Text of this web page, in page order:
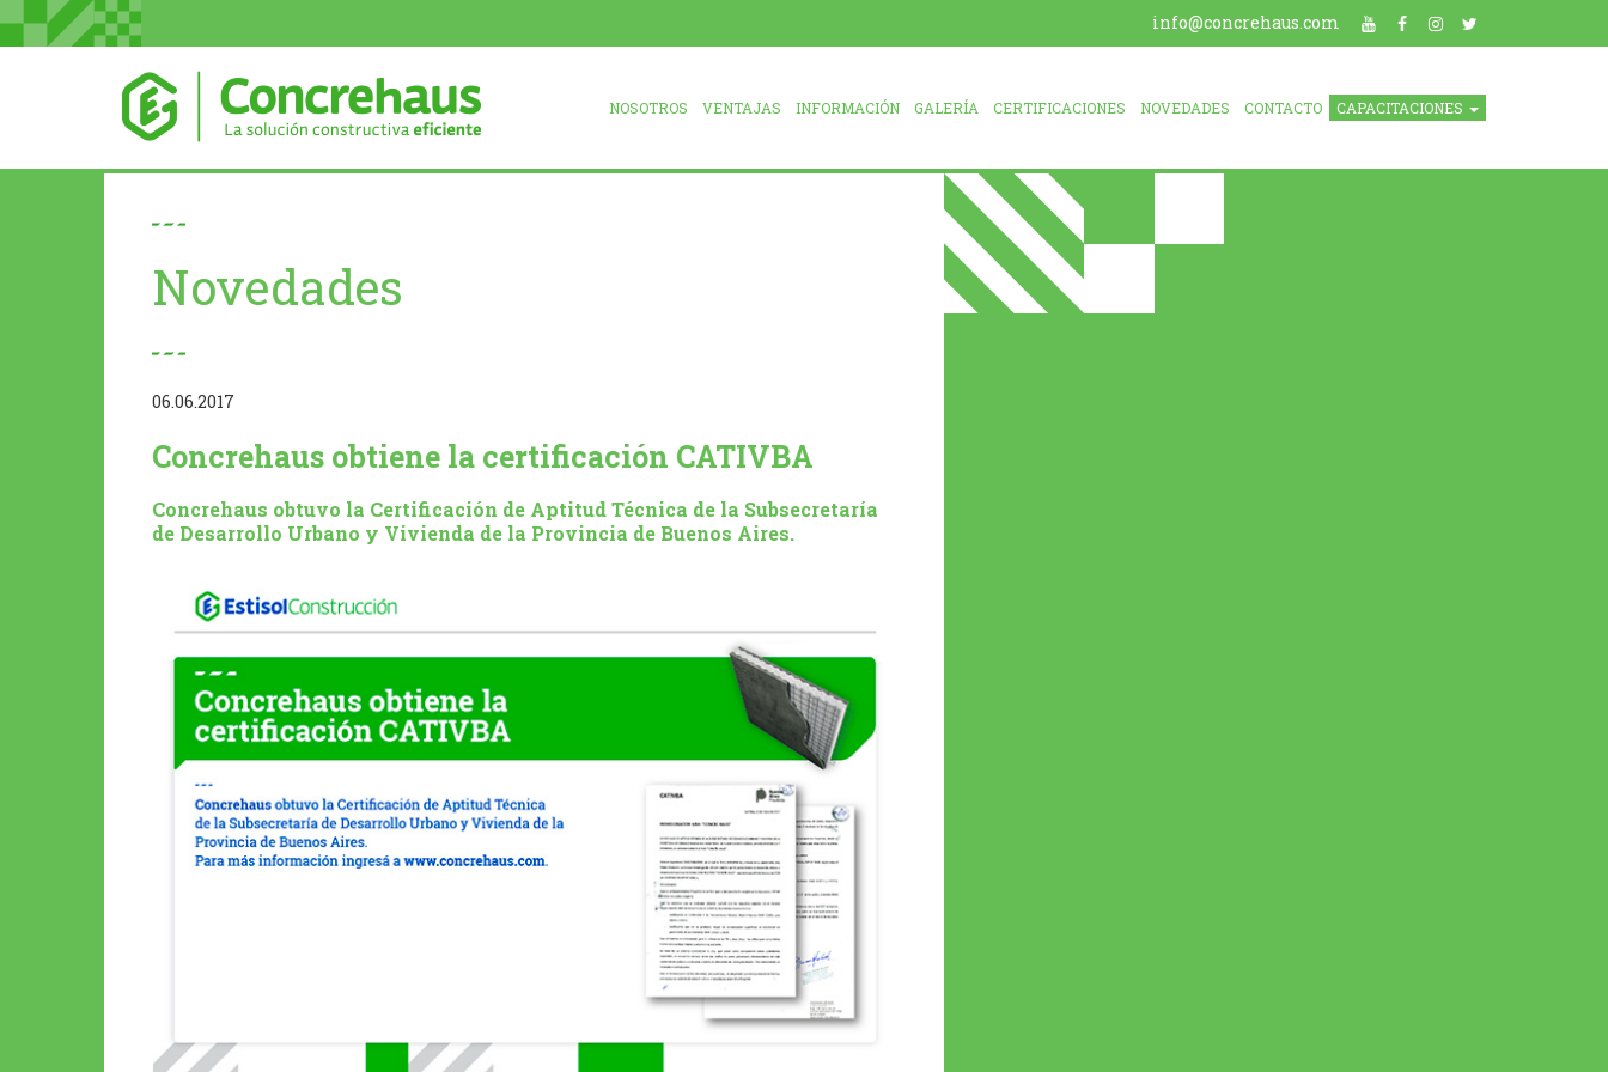
info@concrehaus.com
NOSOTROS VENTAJAS INFORMACIÓN GALERÍA CERTIFICACIONES NOVEDADES CONTACTO CAPACITACIONES
Novedades
06.06.2017
Concrehaus obtiene la certificación CATIVBA
Concrehaus obtuvo la Certificación de Aptitud Técnica de la Subsecretaría
de Desarrollo Urbano y Vivienda de la Provincia de Buenos Aires.